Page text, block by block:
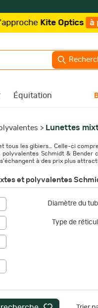
à partir de 219€ /
Équitation
> Lunettes
les gibiers… Celle-ci
Schmidt & Bender
à des prix plus
et polyvalentes
Diamètre du
Type de